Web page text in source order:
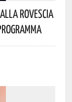
Rovescia